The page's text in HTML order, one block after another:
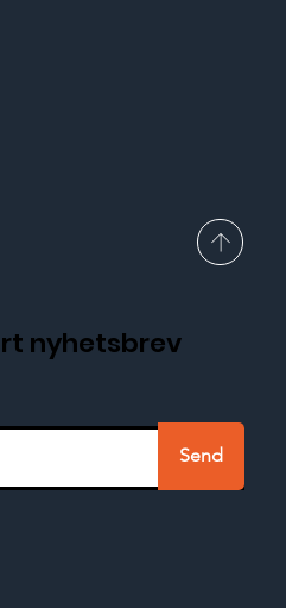
nyhetsbrev
Send